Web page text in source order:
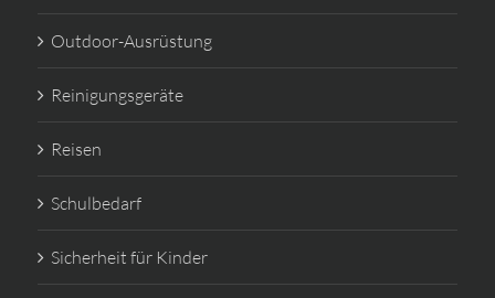
Outdoor-Ausrüstung
Reinigungsgeräte
Reisen
Schulbedarf
Sicherheit für Kinder